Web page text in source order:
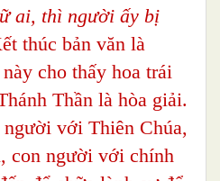
ai, thì người ấy bị
thúc bản văn là
cho thấy hoa trái
Thần là hòa giải.
với Thiên Chúa,
con người với chính